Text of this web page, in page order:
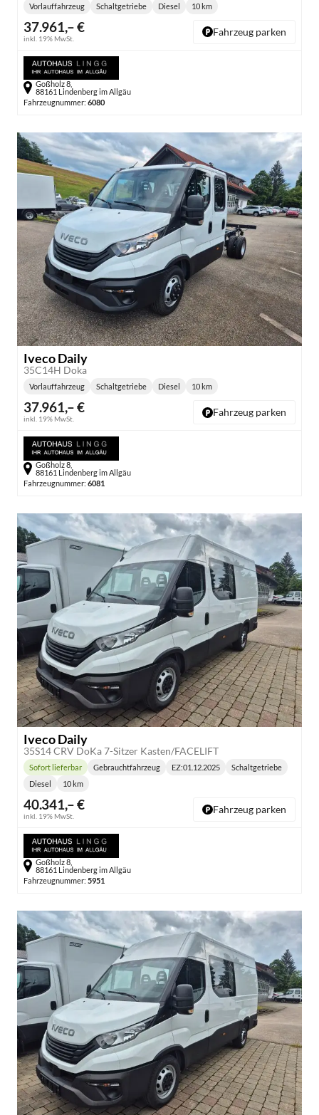
37.961,– €
inkl. 19% MwSt.
Vorlauffahrzeug
Getriebe:
Schaltgetriebe
Kraftstoff:
Diesel
Kilometerstand:
10 km
Fahrzeug parken
Goßholz 8,
88161 Lindenberg im Allgäu
Fahrzeugnummer: 6080
Iveco Daily
35C14H Doka
37.961,– €
inkl. 19% MwSt.
Vorlauffahrzeug
Getriebe:
Schaltgetriebe Diesel 10 km
Fahrzeug parken
Goßholz 8,
88161 Lindenberg im Allgäu
Fahrzeugnummer: 6081
Iveco Daily
35S14 CRV DoKa 7-Sitzer Kasten/FACELIFT
40.341,– €
inkl. 19% MwSt.
Lieferzeit:
Sofort lieferbar Gebrauchtfahrzeug EZ:01.12.2025
Getriebe:
Schaltgetriebe
Diesel 10 km
Fahrzeug parken
Goßholz 8,
88161 Lindenberg im Allgäu
Fahrzeugnummer: 5951